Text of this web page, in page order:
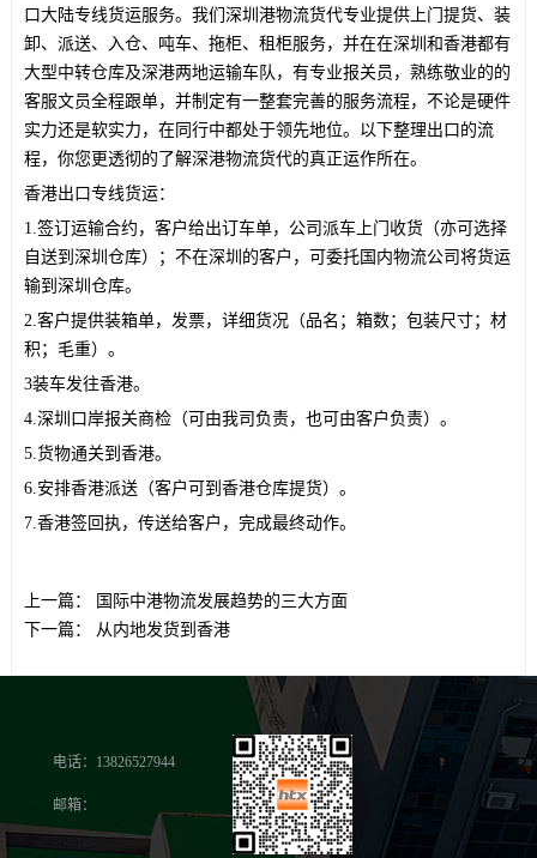
口大陆专线货运服务。 我们深圳港物流货代专业提供上门提货、装
卸、派送、入仓、吨车、拖柜、租柜服务，并在在深圳和香港都有
大型中转仓库及深港两地运输车队，有专业报关员，熟练敬业的的
客服文员全程跟单，并制定有一整套完善的服务流程，不论是硬件
实力还是软实力，在同行中都处于领先地位。 以下整理出口的流
程，你您更透彻的了解深港物流货代的真正运作所在。
香港出口专线货运：
1.签订运输合约，客户给出订车单，公司派车上门收货（亦可选择
自送到深圳仓库）；不在深圳的客户，可委托国内物流公司将货运
输到深圳仓库。
2.客户提供装箱单，发票，详细货况（品名；箱数；包装尺寸；材
积；毛重）。
3装车发往香港。
4.深圳口岸报关商检（可由我司负责，也可由客户负责）。
5.货物通关到香港。
6.安排香港派送（客户可到香港仓库提货）。
7.香港签回执，传送给客户，完成最终动作。
上一篇：
国际中港物流发展趋势的三大方面
下一篇：
从内地发货到香港
电话：13826527944
邮箱：